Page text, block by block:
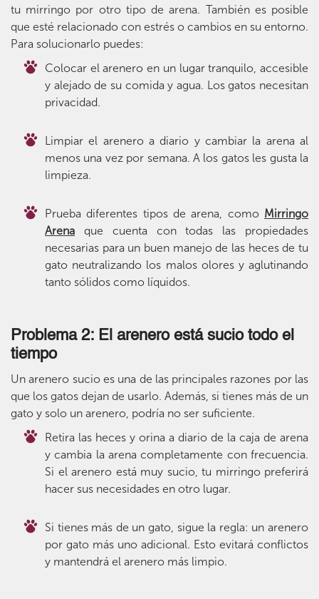
tu mirringo por otro tipo de arena. También es posible
que esté relacionado con estrés o cambios en su entorno.
Para solucionarlo puedes:
Colocar el arenero en un lugar tranquilo, accesible
y alejado de su comida y agua. Los gatos necesitan
privacidad.
Limpiar el arenero a diario y cambiar la arena al
menos una vez por semana. A los gatos les gusta la
limpieza.
Prueba diferentes tipos de arena, como Mirringo
Arena que cuenta con todas las propiedades
necesarias para un buen manejo de las heces de tu
gato neutralizando los malos olores y aglutinando
tanto sólidos como líquidos.
Problema 2: El arenero está sucio todo el
tiempo
Un arenero sucio es una de las principales razones por las
que los gatos dejan de usarlo. Además, si tienes más de un
gato y solo un arenero, podría no ser suficiente.
Retira las heces y orina a diario de la caja de arena
y cambia la arena completamente con frecuencia.
Si el arenero está muy sucio, tu mirringo preferirá
hacer sus necesidades en otro lugar.
Si tienes más de un gato, sigue la regla: un arenero
por gato más uno adicional. Esto evitará conflictos
y mantendrá el arenero más limpio.